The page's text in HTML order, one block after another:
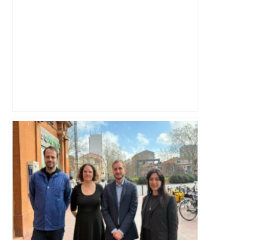
Top 14: comment Perpignan a une
nouvelle fois fait tomber Toulouse? –
RMC Sport